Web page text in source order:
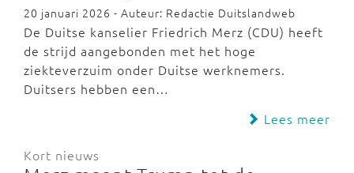
20 januari 2026 - Auteur: Redactie Duitslandweb
De Duitse kanselier Friedrich Merz (CDU) heeft
de strijd aangebonden met het hoge
ziekteverzuim onder Duitse werknemers.
Duitsers hebben een…
Lees meer
Kort nieuws